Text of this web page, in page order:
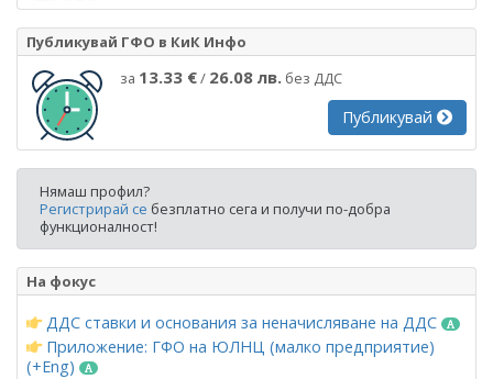
Публикувай ГФО в КиК Инфо
за 13.33 €/ 26.08 лв. без ДДС
Публикувай
Нямаш профил?
Регистрирай се безплатно сега и получи по-добра
функционалност!
На фокус
ДДС ставки и основания за неначисляване на ДДС
Приложение: ГФО на ЮЛНЦ (малко предприятие)
(+Eng)